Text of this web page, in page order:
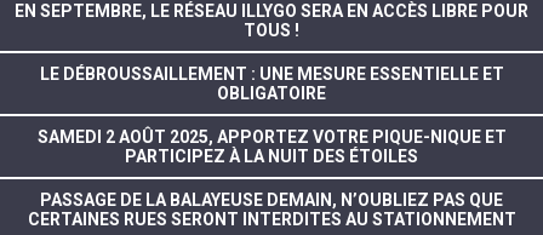
EN SEPTEMBRE, LE RÉSEAU ILLYGO SERA EN ACCÈS LIBRE POUR
TOUS !
LE DÉBROUSSAILLEMENT : UNE MESURE ESSENTIELLE ET
OBLIGATOIRE
SAMEDI 2 AOÛT 2025, APPORTEZ VOTRE PIQUE-NIQUE ET
PARTICIPEZ À LA NUIT DES ÉTOILES
PASSAGE DE LA BALAYEUSE DEMAIN, N’OUBLIEZ PAS QUE
CERTAINES RUES SERONT INTERDITES AU STATIONNEMENT